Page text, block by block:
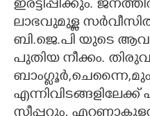
CONTACT US
ഇരട്ടിപ്പിക്കും.
ലാഭവുമുള്ള
ബി.ജെ.പി യുടെ
പുതിയ നീക്കം.